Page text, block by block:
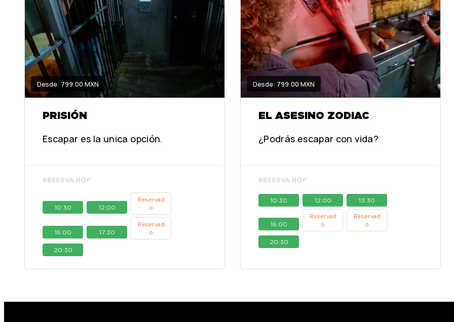
Desde: 799.00 MXN
PRISIÓN
Escapar es la unica opción.
RESERVA HOY
10:30 12:00
Reservad
o
16:00 17:30
Reservad
o
20:30
Desde: 799.00 MXN
EL ASESINO ZODIAC
¿Podrás escapar con vida?
RESERVA HOY
10:30 12:00 13:30
16:00
Reservad
o
Reservad
o
20:30